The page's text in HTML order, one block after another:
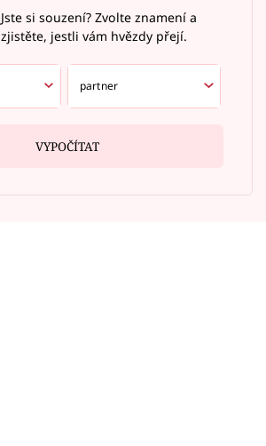
Jste si souzení? Zvolte znamení a
zjistěte, jestli vám hvězdy přejí.
VYPOČÍTAT